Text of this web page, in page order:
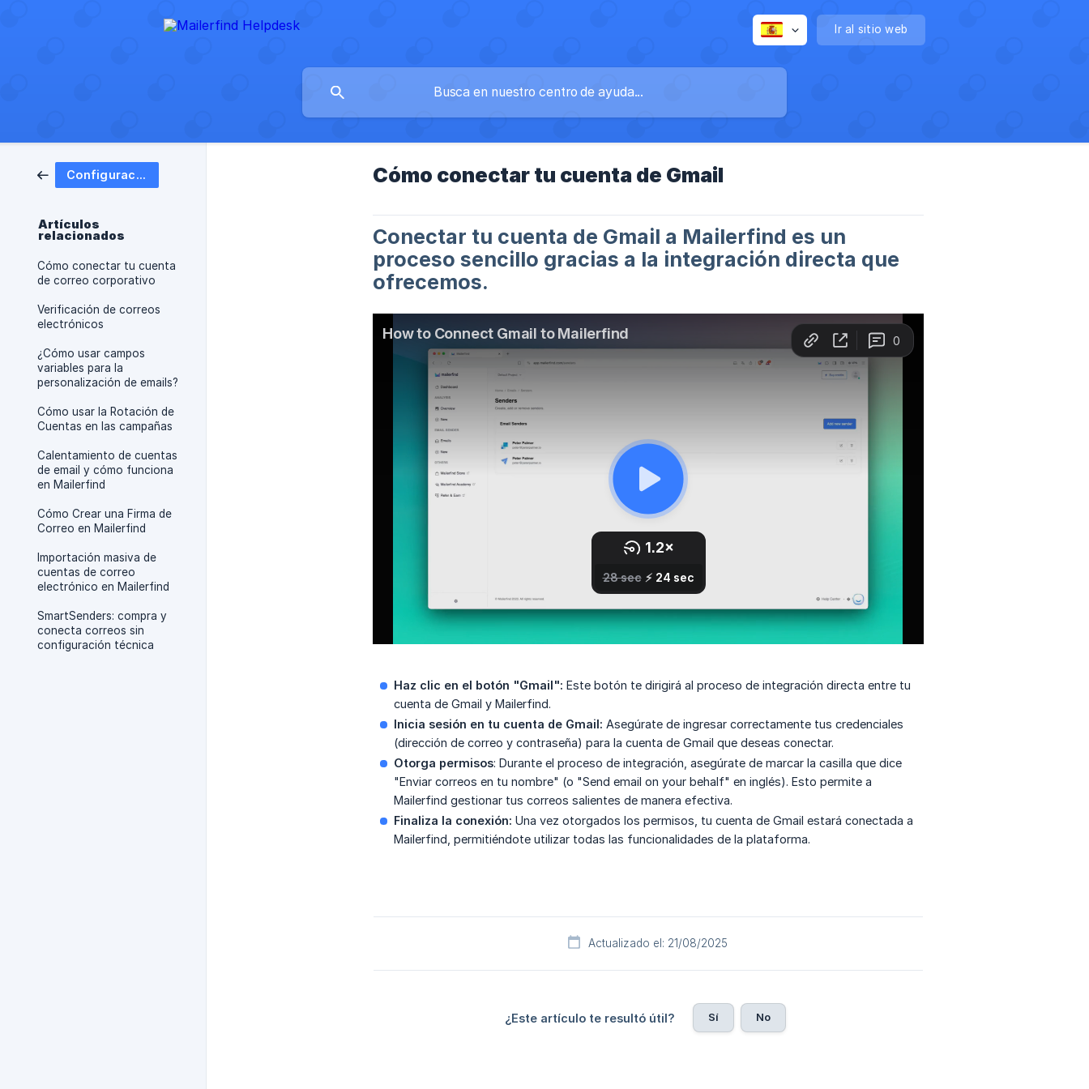
Ir al sitio web
Configuración de Correo
Artículos
relacionados
Cómo conectar tu cuenta
de correo corporativo
Verificación de correos
electrónicos
¿Cómo usar campos
variables para la
personalización de emails?
Cómo usar la Rotación de
Cuentas en las campañas
Calentamiento de cuentas
de email y cómo funciona
en Mailerfind
Cómo Crear una Firma de
Correo en Mailerfind
Importación masiva de
cuentas de correo
electrónico en Mailerfind
SmartSenders: compra y
conecta correos sin
configuración técnica
Cómo conectar tu cuenta de Gmail
Conectar tu cuenta de Gmail a Mailerfind es un
proceso sencillo gracias a la integración directa que
ofrecemos.
Haz clic en el botón "Gmail": Este botón te dirigirá al proceso de integración directa entre tu
cuenta de Gmail y Mailerfind.
Inicia sesión en tu cuenta de Gmail: Asegúrate de ingresar correctamente tus credenciales
(dirección de correo y contraseña) para la cuenta de Gmail que deseas conectar.
Otorga permisos: Durante el proceso de integración, asegúrate de marcar la casilla que dice
"Enviar correos en tu nombre" (o "Send email on your behalf" en inglés). Esto permite a
Mailerfind gestionar tus correos salientes de manera efectiva.
Finaliza la conexión: Una vez otorgados los permisos, tu cuenta de Gmail estará conectada a
Mailerfind, permitiéndote utilizar todas las funcionalidades de la plataforma.
Actualizado el: 21/08/2025
¿Este artículo te resultó útil? Sí No